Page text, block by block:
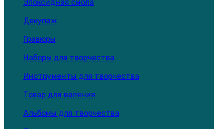
Эпоксидная смола
Декупаж
Гравюры
Наборы для творчества
Инструменты для творчества
Товар для валяния
Альбомы для творчества